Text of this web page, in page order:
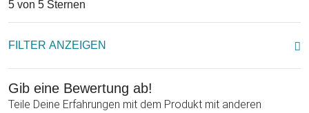
5 von 5 Sternen
FILTER ANZEIGEN
Gib eine Bewertung ab!
Teile Deine Erfahrungen mit dem Produkt mit anderen